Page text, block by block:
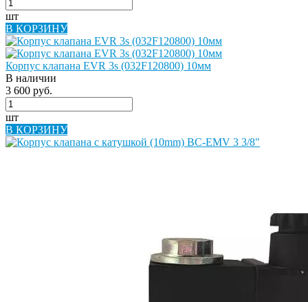
шт
В КОРЗИНУ
Корпус клапана EVR 3s (032F120800) 10мм
В наличии
3 600 руб.
шт
В КОРЗИНУ